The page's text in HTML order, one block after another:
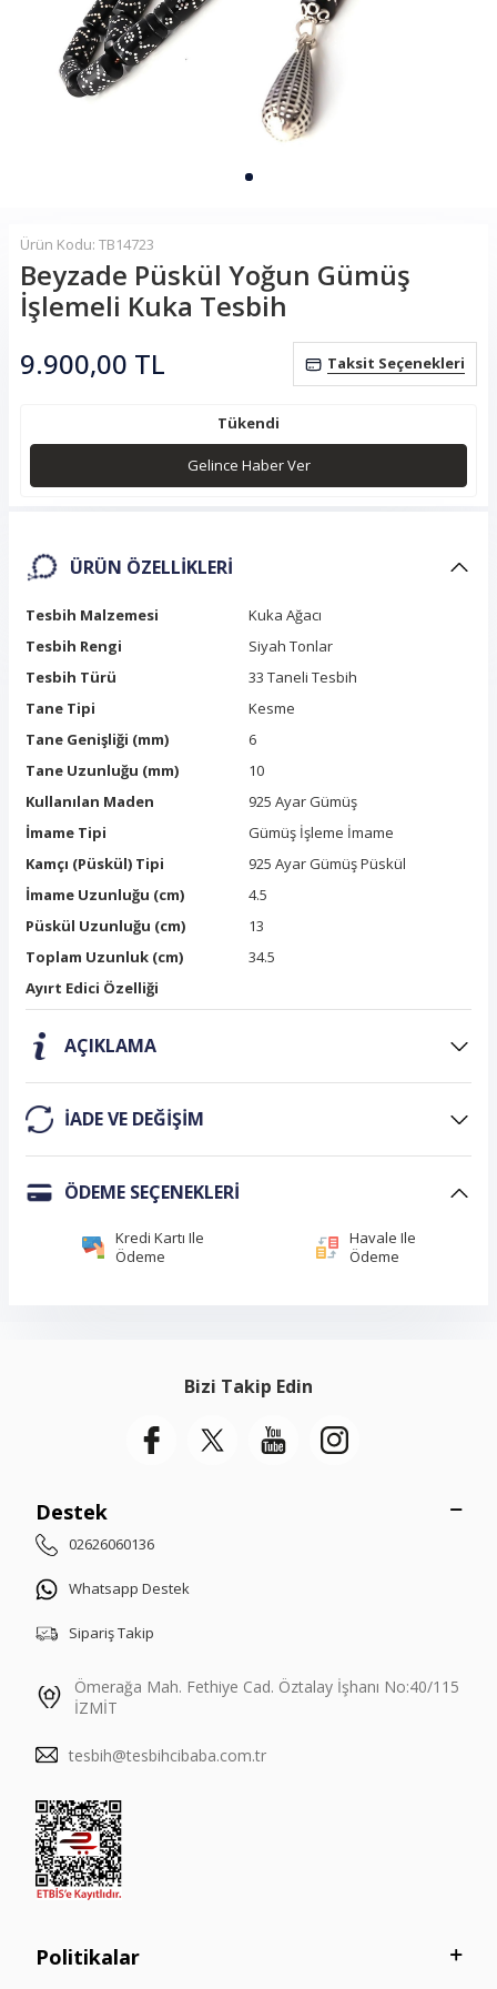
Ürün Kodu: TB14723
Beyzade Püskül Yoğun Gümüş
İşlemeli Kuka Tesbih
9.900,00 TL Taksit Seçenekleri
Tükendi
Gelince Haber Ver
ÜRÜN ÖZELLIKLERI
Tesbih Malzemesi
Kuka Ağacı
Tesbih Rengi
Siyah Tonlar
Tesbih Türü
33 Taneli Tesbih
Tane Tipi
Kesme
Tane Genişliği (mm)
6
Tane Uzunluğu (mm)
10
Kullanılan Maden
925 Ayar Gümüş
İmame Tipi
Gümüş İşleme İmame
Kamçı (Püskül) Tipi
925 Ayar Gümüş Püskül
İmame Uzunluğu (cm)
4.5
Püskül Uzunluğu (cm)
13
Toplam Uzunluk (cm)
34.5
Ayırt Edici Özelliği
AÇIKLAMA
IADE VE DEĞIŞIM
ÖDEME SEÇENEKLERI
Kredi Kartı Ile
Ödeme
Havale Ile
Ödeme
Bizi Takip Edin
Destek
02626060136
Whatsapp Destek
Sipariş Takip
Ömerağa Mah. Fethiye Cad. Öztalay İşhanı No:40/115
İZMİT
tesbih@tesbihcibaba.com.tr
Politikalar